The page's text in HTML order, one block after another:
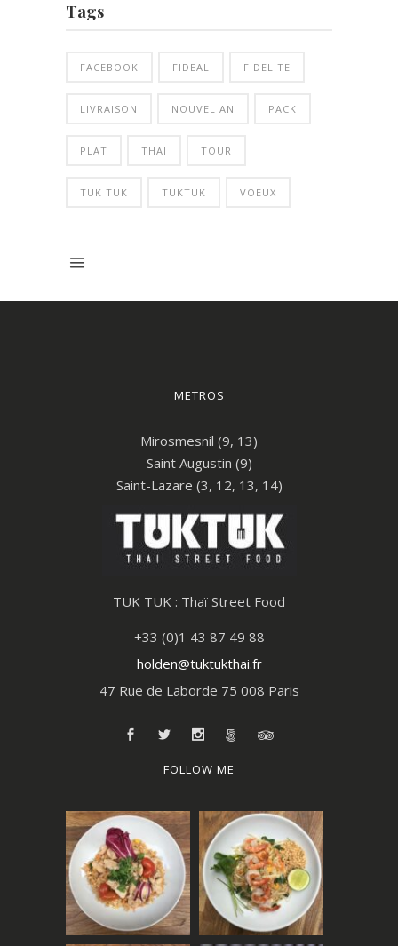
Tags
FACEBOOK FIDEAL FIDELITE
LIVRAISON NOUVEL AN PACK
PLAT THAI TOUR
TUK TUK TUKTUK VOEUX
METROS
Mirosmesnil (9, 13)
Saint Augustin (9)
Saint-Lazare (3, 12, 13, 14)
TUK TUK : Thaï Street Food
+33 (0)1 43 87 49 88
holden@tuktukthai.fr
47 Rue de Laborde 75 008 Paris
FOLLOW ME